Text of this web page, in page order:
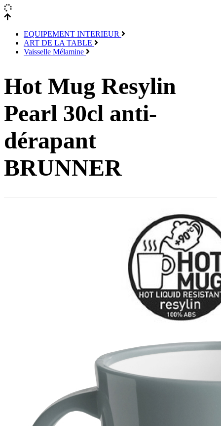
EQUIPEMENT INTERIEUR
ART DE LA TABLE
Vaisselle Mélamine
Hot Mug Resylin
Pearl 30cl anti-
dérapant
BRUNNER